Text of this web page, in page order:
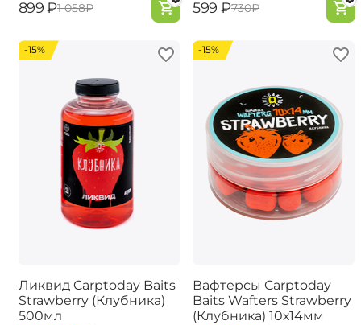
‍899‍ ₽‍1 058‍₽ ‍599‍ ₽‍730‍₽
-15%
Ликвид Carptoday Baits
Strawberry (Клубника)
500мл
-15%
Вафтерсы Carptoday
Baits Wafters Strawberry
(Клубника) 10х14мм